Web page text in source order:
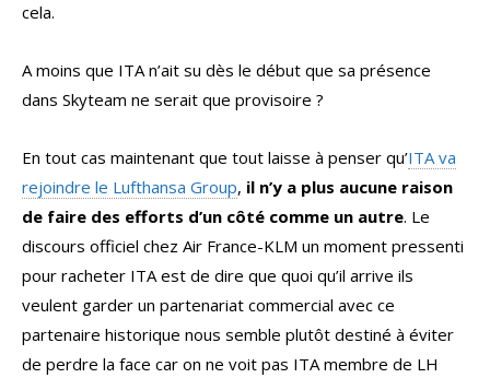
cela.
A moins que ITA n’ait su dès le début que sa présence
dans Skyteam ne serait que provisoire ?
En tout cas maintenant que tout laisse à penser qu’ITA va
rejoindre le Lufthansa Group, il n’y a plus aucune raison
de faire des efforts d’un côté comme un autre. Le
discours officiel chez Air France-KLM un moment pressenti
pour racheter ITA est de dire que quoi qu’il arrive ils
veulent garder un partenariat commercial avec ce
partenaire historique nous semble plutôt destiné à éviter
de perdre la face car on ne voit pas ITA membre de LH